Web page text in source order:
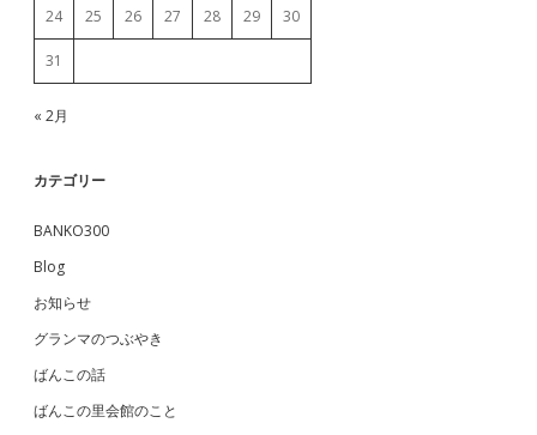
24 25 26 27 28 29 30
31
« 2月
カテゴリー
BANKO300
Blog
お知らせ
グランマのつぶやき
ばんこの話
ばんこの里会館のこと